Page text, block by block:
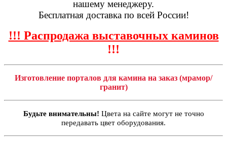
нашему менеджеру.
Бесплатная доставка по всей России!
!!! Распродажа выставочных каминов
!!!
Изготовление порталов для камина на заказ (мрамор/
гранит)
Будьте внимательны! Цвета на сайте могут не точно
передавать цвет оборудования.